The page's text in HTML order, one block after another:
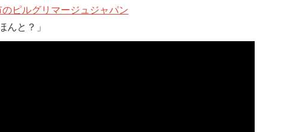
ピルグリマージュジャパン
と？」